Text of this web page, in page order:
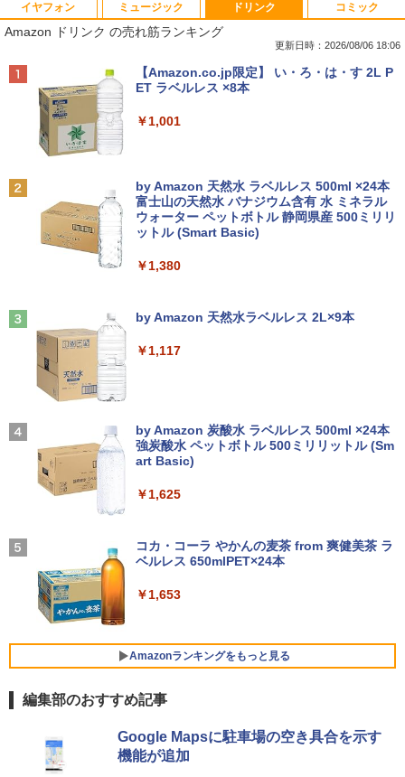
1
VETESA正規店 新品 ノートパソコン セ
ール office付き windows11 マウスセッ
ト PC 14型 Celeron N3350/J3355 メモ
リ8GB/12GB SSD128GB/256GB/512G
B/1TB 安い 格安 ラップトップ
2
【エントリーでポイント10倍】 ノートパ
ソコン 中古 Bランク Win11 Pro カメラ i
5 第10世代 dynabook G83/FU 8GBメモ
リ 256GB SSD 13.3インチ 軽量ノートパ
ソコン Wi-Fi6 軽い B5 ダイナブックノー
期設定済 office付き 中古ノートPC
￥35,481
ッチパネル/ Snapdragon 7c Gen2/ メモ
リ 4GB/ eMMC 128GB/ Chrome OS/ Off
【新品】Windows11 ノートパソコン off
ntel Pentium GOLD 6500Y メモリ12GB
列キーボード【NC15】
￥39,800
1
【マラソン限定30%OFF】中古 DELL O
ptiPlex 3060 Micro D10U Core i5 8400
T 第8世代CPU メモリ8GB SSD256GB
Windows11Home 1年保証 レビュー特
典：WPS Office Bランク パソコン デス
クトップパソコン デル 中古パソコン 中
【★最大100%ポイント】HP EliteDesk
600/800 G2 SFF 第6世代 Corei7-6700
メモリ8GB 高速新品 SSD256GB+HDD5
正規版Office付き Windows10 変更可 V
DMI Windows11 デスクトップPC 中古
パソコン
【期間限定P15倍+最大10%OFFクーポ
ン】 【3年保証】DELL デル OPTIPLEX
ore i3 Windows 11 Pro 中古 アウトレッ
ト 返品 送料無料 中古デスクトップパソ
￥49,500
「楽天ランキング1位」 デスクトップパ
ソコン Windows11 Office付き パソコン
新品｜インテル 第14世代 Core i5-4590 i
1
DELL デル E2417H LED液晶モニター 2
3.8インチワイド ブラック 1920×1080
（フルHD） 16:9 IPSパネル LEDバック
ライト付 非光沢 ノングレア 液晶ディス
プレイ ディスプレイポート VGA【中
古】
￥5,300
送料無料！！【あきばお〜】モバイル モ
ニター 車載 オンダッシュ 7インチ IPS ポ
ータブル ディスプレイ HDMI【smtb-u】
【送料無料】TF: EIZO FlexScan EV245
ド フルHD（1920x1080）IPSパネル ノ
モバイルモニター 15.6インチ モバイルデ
ー IPS液晶パネル ブルーカット 自立スタ
￥8,489
イ フィリップス 液晶モニター パソコン
モニター ゲーミングモニター PCモニタ
ー 23.8 1920×1080 HDMI D-Sub ブラッ
1
ちいかわ なんか小さくてかわいいやつ 全
巻(1-8)セット 全巻新品 蔦屋書店
￥9,900
￥1,650
学研特別支援教材 WAVES ウェーヴス
形 書く 練習問題 ドリル トレーニング 学
大人の科学マガジン あたらしい鳩時計
[ 大人の科学マガジン編集部 ]
兵庫県政問題 運動篇 声をあげる市民 [
イヤフォン
Anker Soundcore P40i オフホワイト
Anker Soundcore P31i ブラック
￥4,990
ラック
￥14,990
レスイヤホン bluetooth イヤホン V12 小型
軽量 ブルートゥースHi-Fi 最大36時間再生 ぶ
るーとゅーす コードレス ENCノイズキャン
付き 防水 タッチ式音量調整 スポーツ/通勤/通
￥1,964
Xiaomi シャオミ REDMI Buds 8 Lite ワイヤ
￥2,980
ミュージック
BRUCE WAYNE feat. Flo Milli, ATL Jacob
[Explicit]
￥250
BRUCE WAYNE feat. Flo Milli, ATL Jacob
[Explicit]
￥250
￥250
￥250
ドリンク
Amazon ドリンク の売れ筋ランキング
更新日時：2026/08/06 18:06
【Amazon.co.jp限定】 い・ろ・は・す 2L P
ET ラベルレス ×8本
￥1,001
by Amazon 天然水 ラベルレス 500ml ×24本
富士山の天然水 バナジウム含有 水 ミネラル
ウォーター ペットボトル 静岡県産 500ミリリ
ットル (Smart Basic)
￥1,380
by Amazon 天然水ラベルレス 2L×9本
￥1,117
by Amazon 炭酸水 ラベルレス 500ml ×24本
強炭酸水 ペットボトル 500ミリリットル (Sm
art Basic)
￥1,625
コカ・コーラ やかんの麦茶 from 爽健美茶 ラ
ベルレス 650mlPET×24本
￥1,653
Amazonランキングをもっと見る
コミック
薬屋のひとりごと 17巻 (デジタル版ビッグガ
ンガンコミックス)
編集部のおすすめ記事
Google Mapsに駐車場の空き具合を示す
機能が追加